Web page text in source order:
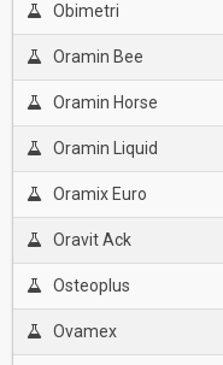
Obimetri
Oramin Bee
Oramin Horse
Oramin Liquid
Oramix Euro
Oravit Ack
Osteoplus
Ovamex